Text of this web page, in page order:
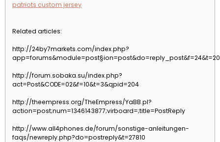
patriots custom jersey
Related articles:
http://24by7markets.com/index.php?
http://forum.sobaka.su/index.php?
act=Post&CODE=02&f=10&t=3&qpid=204
http://theempress.org/TheEmpress/YaBB.pl?
action=post;num=1346143877;virboard=;title=PostReply
http://www.all4phones.de/forum/sonstige-anleitungen-
faqs/newreply.php?do=postreply&t=27810